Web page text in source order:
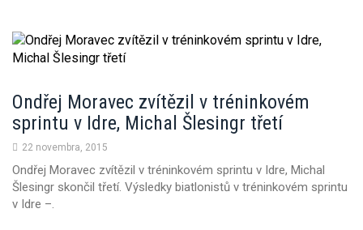
Ondřej Moravec zvítězil v tréninkovém
sprintu v Idre, Michal Šlesingr třetí
22 novembra, 2015
Ondřej Moravec zvítězil v tréninkovém sprintu v Idre, Michal
Šlesingr skončil třetí. Výsledky biatlonistů v tréninkovém sprintu
v Idre –.